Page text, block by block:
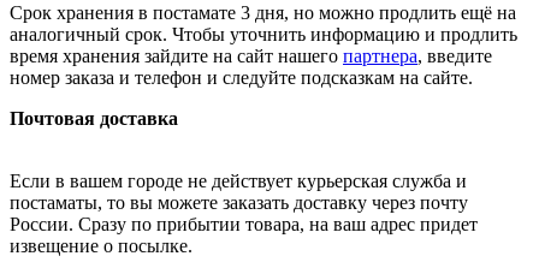
Срок хранения в постамате 3 дня, но можно продлить ещё на
аналогичный срок. Чтобы уточнить информацию и продлить
время хранения зайдите на сайт нашего партнера, введите
номер заказа и телефон и следуйте подсказкам на сайте.
Почтовая доставка
Если в вашем городе не действует курьерская служба и
постаматы, то вы можете заказать доставку через почту
России. Сразу по прибытии товара, на ваш адрес придет
извещение о посылке.